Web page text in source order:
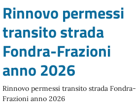
Rinnovo permessi
transito strada
Fondra-Frazioni
anno 2026
Rinnovo permessi transito strada Fondra-
Frazioni anno 2026